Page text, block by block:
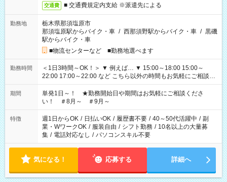
交通費 ■ 交通費規定内支給 ※派遣先による
勤務地
栃木県那須塩原市
那須塩原駅からバイク・車 / 西那須野駅からバイク・車 / 黒磯
駅からバイク・車
■物流センターなど ■勤務地選べます
勤務時間
＜1日3時間～OK！＞ ▼ 例えば… ▼ 15:00～18:00 15:00～
22:00 17:00～22:00 など こちら以外の時間もお気軽にご相談く
ださい！
期間
単発1日～！ ★勤務開始日や期間はお気軽にご相談くださ
い！ ＃8月～ ＃9月～
特徴 週1日からOK / 日払いOK / 履歴書不要 / 40～50代活躍中 / 副
業・WワークOK / 服装自由 / シフト勤務 / 10名以上の大量募
集 / 電話対応なし / パソコンスキル不要
気になる！ 応募する 詳細へ